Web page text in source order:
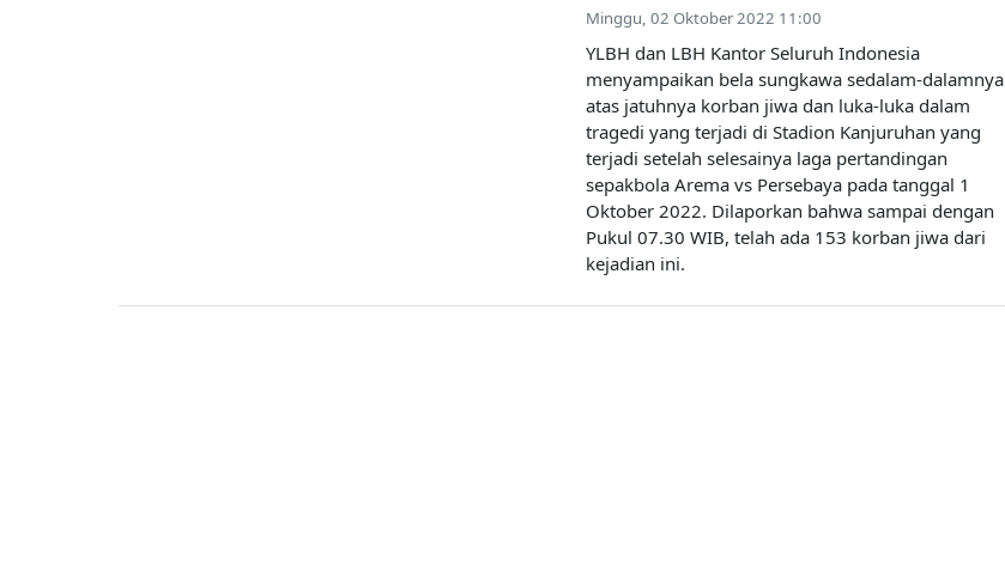
Minggu, 02 Oktober 2022 11:00
YLBH dan LBH Kantor Seluruh Indonesia
menyampaikan bela sungkawa sedalam-dalamnya
atas jatuhnya korban jiwa dan luka-luka dalam
tragedi yang terjadi di Stadion Kanjuruhan yang
terjadi setelah selesainya laga pertandingan
sepakbola Arema vs Persebaya pada tanggal 1
Oktober 2022. Dilaporkan bahwa sampai dengan
Pukul 07.30 WIB, telah ada 153 korban jiwa dari
kejadian ini.